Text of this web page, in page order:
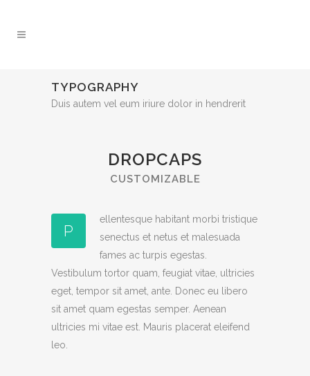
TYPOGRAPHY
Duis autem vel eum iriure dolor in hendrerit
DROPCAPS
CUSTOMIZABLE
P
ellentesque habitant morbi tristique
senectus et netus et malesuada
fames ac turpis egestas.
Vestibulum tortor quam, feugiat vitae, ultricies
eget, tempor sit amet, ante. Donec eu libero
sit amet quam egestas semper. Aenean
ultricies mi vitae est. Mauris placerat eleifend
leo.